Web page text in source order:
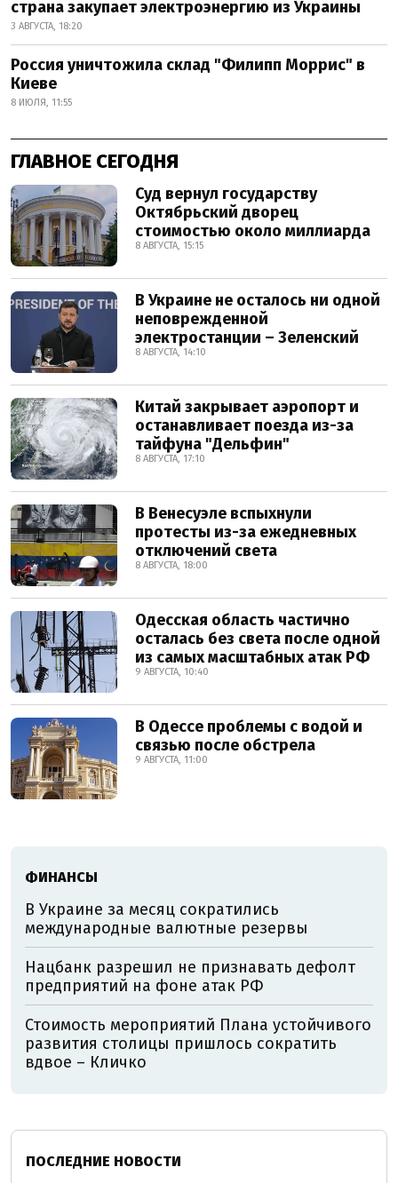
страна закупает электроэнергию из Украины
3 АВГУСТА, 18:20
Россия уничтожила склад "Филипп Моррис" в
Киеве
8 ИЮЛЯ, 11:55
ГЛАВНОЕ СЕГОДНЯ
Суд вернул государству
Октябрьский дворец
стоимостью около миллиарда
8 АВГУСТА, 15:15
В Украине не осталось ни одной
неповрежденной
электростанции – Зеленский
8 АВГУСТА, 14:10
Китай закрывает аэропорт и
останавливает поезда из-за
тайфуна "Дельфин"
8 АВГУСТА, 17:10
В Венесуэле вспыхнули
протесты из-за ежедневных
отключений света
8 АВГУСТА, 18:00
Одесская область частично
осталась без света после одной
из самых масштабных атак РФ
9 АВГУСТА, 10:40
В Одессе проблемы с водой и
связью после обстрела
9 АВГУСТА, 11:00
ФИНАНСЫ
В Украине за месяц сократились
международные валютные резервы
Нацбанк разрешил не признавать дефолт
предприятий на фоне атак РФ
Стоимость мероприятий Плана устойчивого
развития столицы пришлось сократить
вдвое – Кличко
ПОСЛЕДНИЕ НОВОСТИ